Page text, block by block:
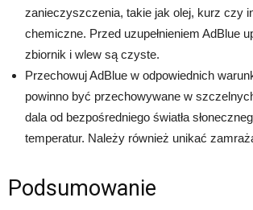
zanieczyszczenia, takie jak olej, kurz czy
chemiczne. Przed uzupełnieniem AdBlue
zbiornik i wlew są czyste.
Przechowuj AdBlue w odpowiednich
powinno być przechowywane w
dala od bezpośredniego światła
temperatur. Należy również unikać
Podsumowanie